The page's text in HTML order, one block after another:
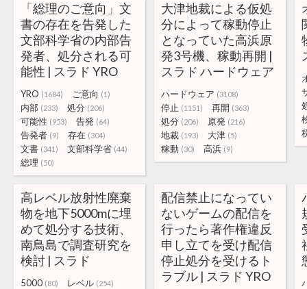
「総理のご意向」文
書の存在を告発した
文部科学省の内部告
発者、処分される可
能性 | スラド YRO
YRO (1684) ご意向 (1)
内部 (233) 処分 (206)
可能性 (953) 告発 (64)
告発者 (9) 存在 (304)
文書 (341) 文部科学省 (44)
総理 (50)
大津地裁による仮処
分によって稼動停止
となっていた高浜原
発3号機、稼動再開 |
スラド ハードウェア
ハードウェア (3108)
停止 (1151) 再開 (363)
処分 (206) 原発 (216)
地裁 (193) 大津 (5)
稼動 (30) 高浜 (9)
高レベル放射性廃棄
物を地下5000mに埋
めて処分する技術、
南鳥島で調査研究を
検討 | スラド
5000 (80) レベル (254)
配信禁止になってい
ないゲームの配信を
行ったら著作権違反
申し立てを受け配信
停止処分を受けるト
ラブル | スラド YRO